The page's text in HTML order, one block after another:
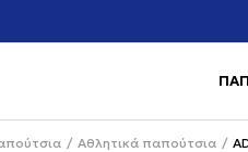
-10% στην πρώτη σου αγορά
Αθλητικά παπούτσια